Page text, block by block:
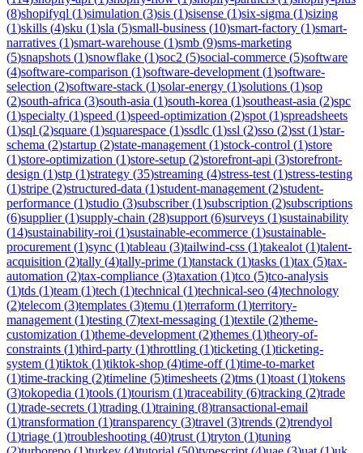
(8)shopifyql (1)simulation (3)sis (1)sisense (1)six-sigma (1)sizing
(1)skills (4)sku (1)sla (5)small-business (10)smart-factory (1)smart-
narratives (1)smart-warehouse (1)smb (9)sms-marketing
(5)snapshots (1)snowflake (1)soc2 (5)social-commerce (5)software
(4)software-comparison (1)software-development (1)software-
selection (2)software-stack (1)solar-energy (1)solutions (1)sop
(2)south-africa (3)south-asia (1)south-korea (1)southeast-asia (2)spc
(1)specialty (1)speed (1)speed-optimization (2)spot (1)spreadsheets
(1)sql (2)square (1)squarespace (1)ssdlc (1)ssl (2)sso (2)sst (1)star-
schema (2)startup (2)state-management (1)stock-control (1)store
(1)store-optimization (1)store-setup (2)storefront-api (3)storefront-
design (1)stp (1)strategy (35)streaming (4)stress-test (1)stress-testing
(1)stripe (2)structured-data (1)student-management (2)student-
performance (1)studio (3)subscriber(1)subscription (2)subscriptions
(6)supplier(1)supply-chain (28)support (6)surveys (1)sustainability
(14)sustainability-roi (1)sustainable-ecommerce (1)sustainable-
procurement (1)sync (1)tableau (3)tailwind-css (1)takealot (1)talent-
acquisition (2)tally (4)tally-prime (1)tanstack (1)tasks (1)tax (5)tax-
automation (2)tax-compliance (3)taxation (1)tco (5)tco-analysis
(1)tds (1)team (1)tech (1)technical (1)technical-seo (4)technology
(2)telecom (3)templates (3)temu (1)terraform (1)territory-
management (1)testing (7)text-messaging (1)textile (2)theme-
customization (1)theme-development (2)themes (1)theory-of-
constraints (1)third-party (1)throttling (1)ticketing (1)ticketing-
system (1)tiktok (1)tiktok-shop (4)time-off(1)time-to-market
(1)time-tracking (2)timeline (5)timesheets (2)tms (1)toast (1)tokens
(3)tokopedia (1)tools (1)tourism (1)traceability (6)tracking (2)trade
(1)trade-secrets (1)trading (1)training (8)transactional-email
(1)transformation (1)transparency (3)travel (3)trends (2)trendyol
(1)triage (1)troubleshooting (40)trust (1)tryton (1)tuning